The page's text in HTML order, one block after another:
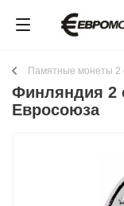
Памятные монеты 2
Финляндия 2
Евросоюза